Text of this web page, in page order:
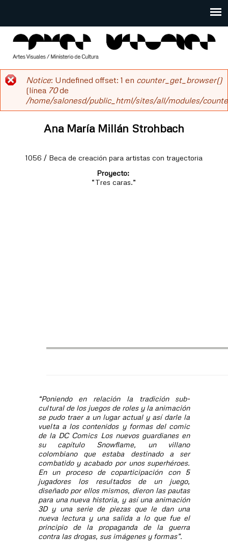
Main
menu
al
contenido
principal
salonesdeartistas
Mensaje
de
error
Notice: Undefined offset: 1 en counter_get_browser()
(línea 70de
/home/salonesd/public_html/sites/all/modules/
Ana María Millán Strohbach
1056 / Beca de creación para artistas con trayectoria
Proyecto:
“Tres caras.”
“Poniendo en relación la tradición sub-
cultural de los juegos de roles y la animación
se pudo traer a un lugar actual y así darle la
vuelta a los contenidos y formas del comic
de la DC Comics Los nuevos guardianes en
su capítulo Snowflame, un villano
colombiano que estaba destinado a ser
combatido y acabado por unos superhéroes.
En un proceso de coparticipación con 5
jugadores los resultados de un juego,
diseñado por ellos mismos, dieron las pautas
para una nueva historia, y así una animación
3D y una serie de piezas que le dan una
nueva lectura y una salida a lo que fue el
principio de la propaganda de la guerra
contra las drogas, sus imágenes y formas”.